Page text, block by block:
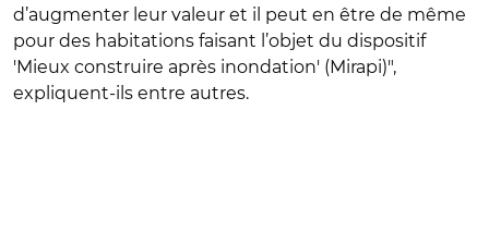
d’augmenter leur valeur et il peut en être de même
pour des habitations faisant l’objet du dispositif
'Mieux construire après inondation' (Mirapi)",
expliquent-ils entre autres.